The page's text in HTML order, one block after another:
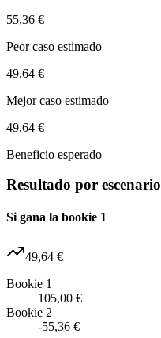
55,36 €
Peor caso estimado
49,64 €
Mejor caso estimado
49,64 €
Beneficio esperado
Resultado por escenario
Si gana la bookie 1
49,64 €
Bookie 1
105,00 €
Bookie 2
-55,36 €